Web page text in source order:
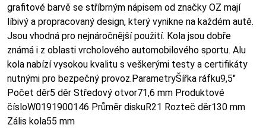
grafitové barvě se stříbrným nápisem od značky OZ mají
líbivý a propracovaný design, který vynikne na každém autě.
Jsou vhodná pro nejnáročnější použití. Kola jsou dobře
známá i z oblasti vrcholového automobilového sportu. Alu
kola nabízí vysokou kvalitu s veškerými testy a certifikáty
nutnými pro bezpečný provoz.ParametryŠířka ráfku9,5″
Počet děr5 děr Středový otvor71,6 mm Produktové
čísloW0191900146 Průměr diskuR21 Rozteč děr130 mm
Zális kola55 mm